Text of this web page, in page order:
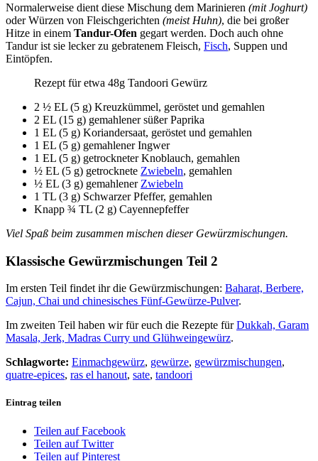
Normalerweise dient diese Mischung dem Marinieren (mit Joghurt)
oder Würzen von Fleischgerichten (meist Huhn), die bei großer
Hitze in einem Tandur-Ofen gegart werden. Doch auch ohne
Tandur ist sie lecker zu gebratenem Fleisch, Fisch, Suppen und
Eintöpfen.
Rezept für etwa 48g Tandoori Gewürz
2 ½ EL (5 g) Kreuzkümmel, geröstet und gemahlen
2 EL (15 g) gemahlener süßer Paprika
1 EL (5 g) Koriandersaat, geröstet und gemahlen
1 EL (5 g) gemahlener Ingwer
1 EL (5 g) getrockneter Knoblauch, gemahlen
½ EL (5 g) getrocknete Zwiebeln, gemahlen
½ EL (3 g) gemahlener Zwiebeln
1 TL (3 g) Schwarzer Pfeffer, gemahlen
Knapp ¾ TL (2 g) Cayennepfeffer
Viel Spaß beim zusammen mischen dieser Gewürzmischungen.
Klassische Gewürzmischungen Teil 2
Im ersten Teil findet ihr die Gewürzmischungen: Baharat, Berbere,
Cajun, Chai und chinesisches Fünf-Gewürze-Pulver.
Im zweiten Teil haben wir für euch die Rezepte fürDukkah, Garam
Masala, Jerk, Madras Curry und Glühweingewürz.
Schlagworte: Einmachgewürz, gewürze, gewürzmischungen,
quatre-epices, ras el hanout, sate, tandoori
Eintrag teilen
Teilen auf Facebook
Teilen auf Twitter
Teilen auf Pinterest